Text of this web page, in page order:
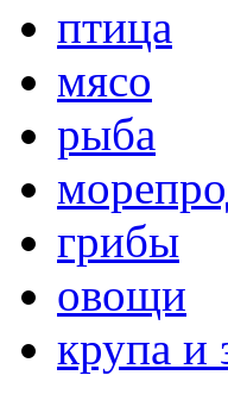
птица
мясо
рыба
грибы
овощи
крупа и